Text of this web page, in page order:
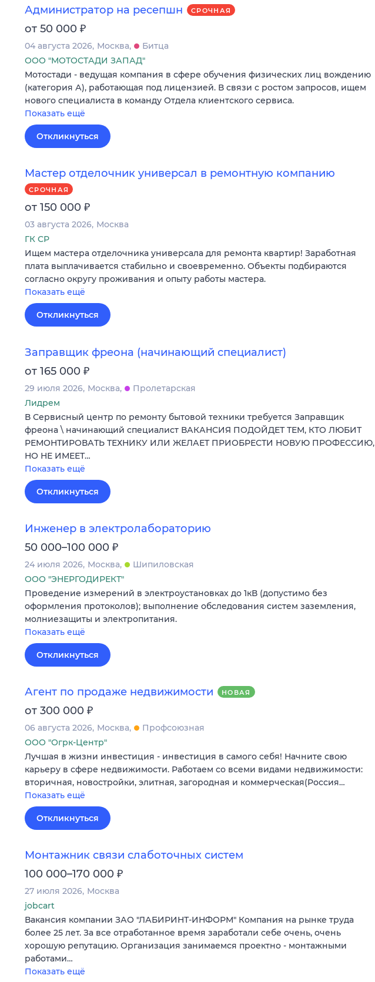
Администратор на ресепшн СРОЧНАЯ
от 50 000 ₽
04 августа 2026 Москва
Битца
ООО "МОТОСТАДИ ЗАПАД"
Мотостади - ведущая компания в сфере обучения физических лиц вождению
(категория А), работающая под лицензией. В связи с ростом запросов, ищем
нового специалиста в команду Отдела клиентского сервиса.
Показать ещё
Откликнуться
Мастер отделочник универсал в ремонтную компанию
СРОЧНАЯ
от 150 000 ₽
03 августа 2026 Москва
ГК СР
Ищем мастера отделочника универсала для ремонта квартир! Заработная
плата выплачивается стабильно и своевременно. Объекты подбираются
согласно округу проживания и опыту работы мастера.
Показать ещё
Откликнуться
Заправщик фреона (начинающий специалист)
от 165 000 ₽
29 июля 2026 Москва
Пролетарская
Лидрем
В Сервисный центр по ремонту бытовой техники требуется Заправщик
фреона \ начинающий специалист ВАКАНСИЯ ПОДОЙДЕТ ТЕМ, КТО ЛЮБИТ
РЕМОНТИРОВАТЬ ТЕХНИКУ ИЛИ ЖЕЛАЕТ ПРИОБРЕСТИ НОВУЮ ПРОФЕССИЮ,
НО НЕ ИМЕЕТ…
Показать ещё
Откликнуться
Инженер в электролабораторию
50 000–100 000 ₽
24 июля 2026 Москва
Шипиловская
ООО "ЭНЕРГОДИРЕКТ"
Проведение измерений в электроустановках до 1кВ (допустимо без
оформления протоколов); выполнение обследования систем заземления,
молниезащиты и электропитания.
Показать ещё
Откликнуться
Агент по продаже недвижимости НОВАЯ
от 300 000 ₽
06 августа 2026 Москва
Профсоюзная
ООО "Огрк-Центр"
Лучшая в жизни инвестиция - инвестиция в самого себя! Начните свою
карьеру в сфере недвижимости. Работаем со всеми видами недвижимости:
вторичная, новостройки, элитная, загородная и коммерческая(Россия…
Показать ещё
Откликнуться
Монтажник связи слаботочных систем
100 000–170 000 ₽
27 июля 2026 Москва
jobcart
Вакансия компании ЗАО "ЛАБИРИНТ-ИНФОРМ" Компания на рынке труда
более 25 лет. За все отработанное время заработали себе очень, очень
хорошую репутацию. Организация занимаемся проектно - монтажными
работами…
Показать ещё